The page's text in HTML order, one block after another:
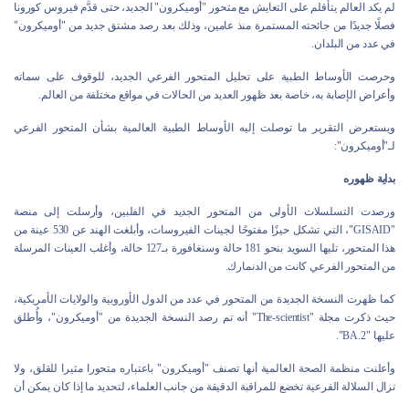
لم يكد العالم يتأقلم على التعايش مع متحور "أوميكرون" الجديد، حتى قدَّم فيروس كورونا
فصلًا جديدًا من جائحته المستمرة منذ عامين، وذلك بعد رصد مشتق جديد من "أوميكرون"
في عدد من البلدان.
وحرصت الأوساط الطبية على تحليل المتحور الفرعي الجديد، للوقوف على سماته
وأعراض الإصابة به، خاصة بعد ظهور العديد من الحالات في مواقع مختلفة من العالم.
ويستعرض التقرير ما توصلت إليه الأوساط الطبية العالمية بشأن المتحور الفرعي
لـ"أوميكرون":
بداية ظهوره
ورصدت التسلسلات الأولى من المتحور الجديد في الفلبين، وأرسلت إلى منصة
"GISAID"، التي تشكل حيزًا مفتوحًا لجينات الفيروسات، وأبلغت الهند عن 530 عينة من
هذا المتحور، تليها السويد بنحو 181 حالة وسنغافورة بـ127 حالة، وأغلب العينات المرسلة
من المتحور الفرعي كانت من الدنمارك.
كما ظهرت النسخة الجديدة من المتحور في عدد من الدول الأوروبية والولايات الأمريكية،
حيث ذكرت مجلة "The-scientist" أنه تم رصد النسخة الجديدة من "أوميكرون"، وأُطلق
عليها "BA.2".
وأعلنت منظمة الصحة العالمية أنها تصنف "أوميكرون" باعتباره متحورا مثيرا للقلق، ولا
تزال السلالة الفرعية تخضع للمراقبة الدقيقة من جانب العلماء، لتحديد ما إذا كان يمكن أن